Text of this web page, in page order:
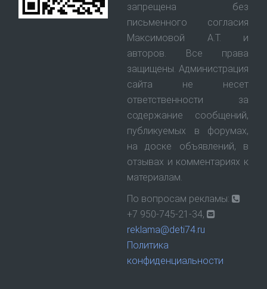
запрещена без
письменного согласия
Максимовой А.Т. и
авторов. Все права
защищены. Администрация
сайта не несет
ответственности за
содержание сообщений,
публикуемых в форумах,
на доске объявлений, в
отзывах и комментариях к
материалам.
По вопросам рекламы:
+7 950-745-21-34,
reklama@deti74.ru
Политика
конфиденциальности